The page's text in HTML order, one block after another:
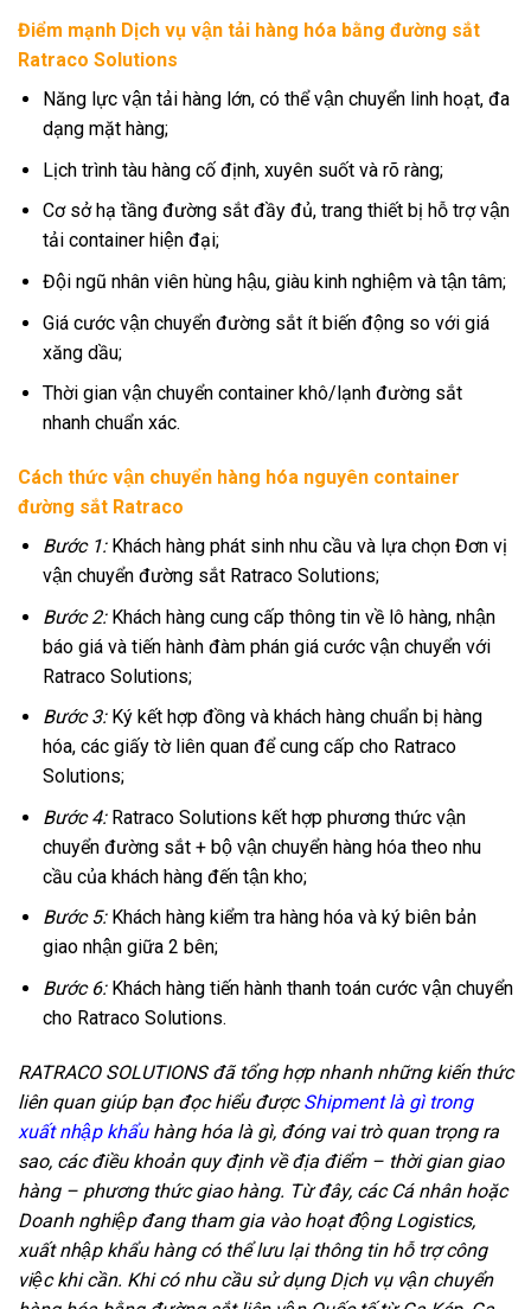
Điểm mạnh Dịch vụ vận tải hàng hóa bằng đường sắt
Ratraco Solutions
Năng lực vận tải hàng lớn, có thể vận chuyển linh hoạt, đa
dạng mặt hàng;
Lịch trình tàu hàng cố định, xuyên suốt và rõ ràng;
Cơ sở hạ tầng đường sắt đầy đủ, trang thiết bị hỗ trợ vận
tải container hiện đại;
Đội ngũ nhân viên hùng hậu, giàu kinh nghiệm và tận tâm;
Giá cước vận chuyển đường sắt ít biến động so với giá
xăng dầu;
Thời gian vận chuyển container khô/lạnh đường sắt
nhanh chuẩn xác.
Cách thức vận chuyển hàng hóa nguyên container
đường sắt Ratraco
Bước 1:Khách hàng phát sinh nhu cầu và lựa chọn Đơn vị
vận chuyển đường sắt Ratraco Solutions;
Bước 2:Khách hàng cung cấp thông tin về lô hàng, nhận
báo giá và tiến hành đàm phán giá cước vận chuyển với
Ratraco Solutions;
Bước 3:Ký kết hợp đồng và khách hàng chuẩn bị hàng
hóa, các giấy tờ liên quan để cung cấp cho Ratraco
Solutions;
Bước 4:Ratraco Solutions kết hợp phương thức vận
chuyển đường sắt + bộ vận chuyển hàng hóa theo nhu
cầu của khách hàng đến tận kho;
Bước 5:Khách hàng kiểm tra hàng hóa và ký biên bản
giao nhận giữa 2 bên;
Bước 6:Khách hàng tiến hành thanh toán cước vận chuyển
cho Ratraco Solutions.
RATRACO SOLUTIONS đã tổng hợp nhanh những kiến thức
liên quan giúp bạn đọc hiểu đượcShipment là gì trong
xuất nhập khẩuhàng hóa là gì, đóng vai trò quan trọng ra
sao, các điều khoản quy định về địa điểm – thời gian giao
hàng – phương thức giao hàng. Từ đây, các Cá nhân hoặc
Doanh nghiệp đang tham gia vào hoạt động Logistics,
xuất nhập khẩu hàng có thể lưu lại thông tin hỗ trợ công
việc khi cần. Khi có nhu cầu sử dụng Dịch vụ vận chuyển